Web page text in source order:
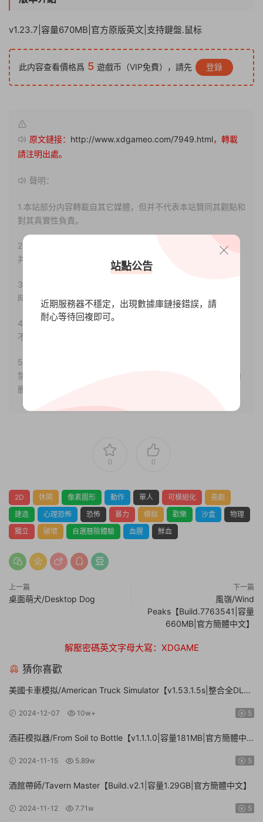
v1.23.7|容量670MB|官方原版英文|支持鍵盤.鼠标
此内容查看價格爲 5 遊戲币（VIP免費），請先 登錄
原文鏈接： http://www.xdgameo.com/7949.html，轉載
請注明出處。
聲明：
1.本站部分内容轉載自其它媒體，但并不代表本站贊同其觀點和
對其真實性負責。
2.若您需要商業運營或用于其他商業活動，請您購買正版授權
并合法使用。
3.如果本站有侵犯、不妥之處的資源，請聯系我們。将會第一
時間解決！
4.本站部分内容均由互聯網收集整理，僅供大家參考、學習，
不存在任何商業目的與商業用途。
5.本站提供的所有資源僅供參考學習使用，版權歸原著所有，
禁止下載本站資源參與任何商業和非法行爲，請于24小時之内
删除!
0 0
2D 休閑 像素圖形 動作 單人 可模組化
喜劇
建造
心理恐怖 恐怖 暴力 模拟 歡樂 沙盒
物理
獨立
破壞 自選曆險體驗 血腥 鮮血
上一篇
桌面萌犬/Desktop Dog
下一篇
風嶺/Wind
Peaks【Build.7763541|容量
660MB|官方簡體中文】
解壓密碼英文字母大寫：XDGAME
猜你喜歡
美國卡車模拟/American Truck Simulator【v1.53.1.5s|整合全DLC|
2024-12-07 10w+ 5
酒莊模拟器/From Soil to Bottle【v1.1.1.0|容量181MB|官方簡體中
2024-11-15 5.89w 5
酒館帶師/Tavern Master【Build.v2.1|容量1.29GB|官方簡體中文】
2024-11-12 7.71w 5
站點公告
近期服務器不穩定，出現數據庫鏈接錯誤，請
耐心等待回複即可。